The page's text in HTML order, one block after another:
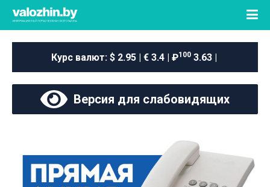
Курс валют: $ 2.95 | € 3.4 | ₽1003.63 |
Версия для слабовидящих